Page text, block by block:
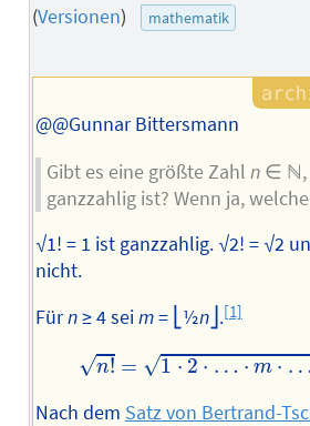
(Versionen) mathematik
@@Gunnar Bittersmann
Gibt es eine größte Zahl n∈ ℕ,
ganzzahlig ist? Wenn ja,
√1! = 1 ist ganzzahlig. √2! = √2
nicht.
Fürn≥ 4 seim= ⎣½n⎦.[1]
√n! = √1 ⋅ 2 ⋅ … ⋅ m ⋅ …
…· …·n
Nach dem Satz von Bertrand-